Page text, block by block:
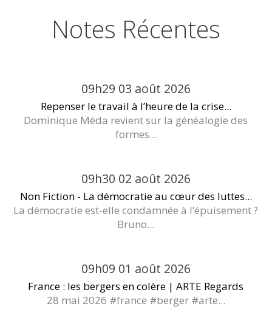
Notes Récentes
09h29 03 août 2026
Repenser le travail à l’heure de la crise...
Dominique Méda revient sur la généalogie des
formes...
09h30 02 août 2026
Non Fiction - La démocratie au cœur des luttes...
La démocratie est-elle condamnée à l’épuisement ?
Bruno...
09h09 01 août 2026
France : les bergers en colère | ARTE Regards
28 mai 2026 #france #berger #arte...